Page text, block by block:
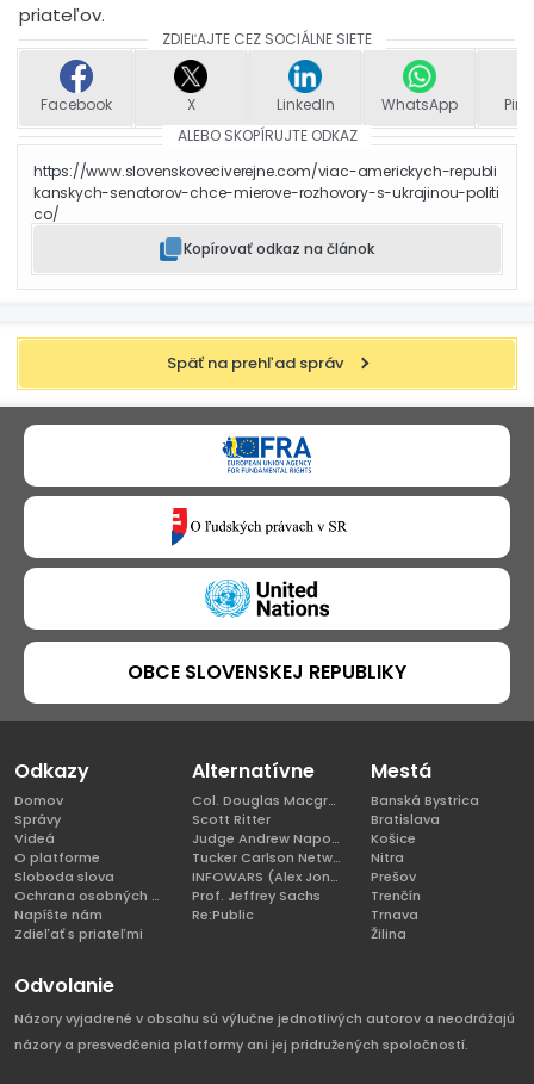
priateľov.
ZDIEĽAJTE CEZ SOCIÁLNE SIETE
Facebook X LinkedIn WhatsApp
ALEBO SKOPÍRUJTE ODKAZ
https://www.slovenskoveciverejne.com/viac-americkych-republi
kanskych-senatorov-chce-mierove-rozhovory-s-ukrajinou-politi
co/
Kopírovať odkaz na článok
Späť na prehľad správ
OBCE SLOVENSKEJ REPUBLIKY
Odkazy
Domov
Správy
Videá
O platforme
Sloboda slova
Ochrana osobných údajov
Napíšte nám
Zdieľať s priateľmi
Alternatívne
Col. Douglas Macgregor, Ph.D
Scott Ritter
Judge Andrew Napolitano
Tucker Carlson Network
INFOWARS (Alex Jones)
Prof. Jeffrey Sachs
Re:Public
Mestá
Banská Bystrica
Bratislava
Košice
Nitra
Prešov
Trenčín
Trnava
Žilina
Odvolanie
Názory vyjadrené v obsahu sú výlučne jednotlivých autorov a neodrážajú
názory a presvedčenia platformy ani jej pridružených spoločností.